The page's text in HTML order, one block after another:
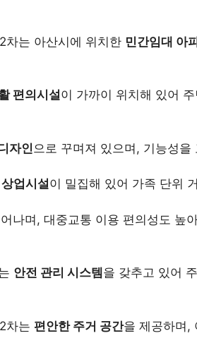
차는 아산시에 위치한 민간임대 아
편의시설이 가까이 위치해 있어
자인으로 꾸며져 있으며, 기능성
상업시설이 밀집해 있어 가족 단위
나며, 대중교통 이용 편의성도 높
안전 관리 시스템 을 갖추고 있어
차는 편안한 주거 공간을 제공하며,